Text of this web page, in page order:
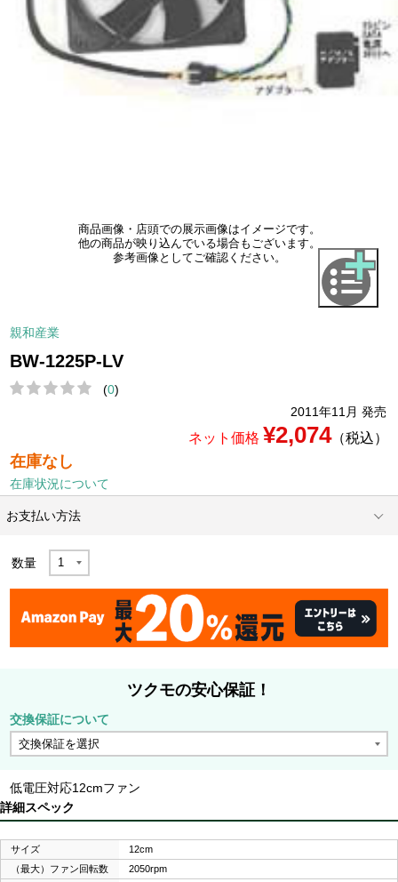
商品画像・店頭での展示画像はイメージです。
他の商品が映り込んでいる場合もございます。
参考画像としてご確認ください。
親和産業
BW-1225P-LV
(0)
2011年11月 発売
ネット価格 ¥2,074（税込）
在庫なし
在庫状況について
お支払い方法
数量
ツクモの安心保証！
交換保証について
低電圧対応12cmファン
詳細スペック
サイズ
12cm
（最大）ファン回転数
2050rpm